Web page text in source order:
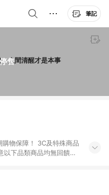
筆記
售
人間清醒才是本事
物保障！ 3C及特殊商品
6/1起適用] -內接硬